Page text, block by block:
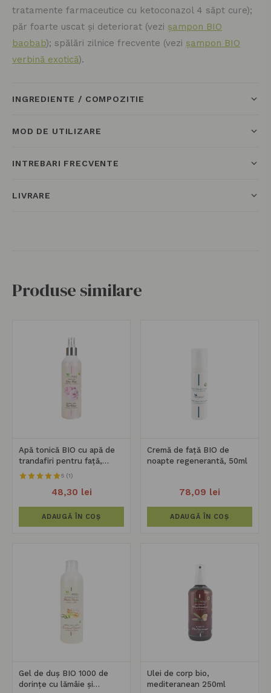
tratamente farmaceutice cu ketoconazol 4 săpt cure);
păr foarte uscat și deteriorat (vezi șampon BIO
baobab); spălări zilnice frecvente (vezi șampon BIO
verbină exotică).
INGREDIENTE / COMPOZITIE
MOD DE UTILIZARE
INTREBARI FRECVENTE
LIVRARE
Produse similare
Apă tonică BIO cu apă de
trandafiri pentru față,
250ml
5 (1)
48,30 lei
ADAUGĂ ÎN COȘ
Cremă de față BIO de
noapte regenerantă, 50ml
78,09 lei
ADAUGĂ ÎN COȘ
Gel de duș BIO 1000 de
dorințe cu lămâie și
Ulei de corp bio,
mediteranean 250ml